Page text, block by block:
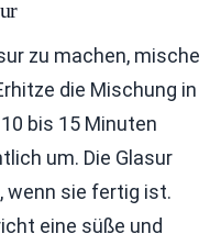
zu machen, mische
die Mischung in
bis 15 Minuten
um. Die Glasur
wenn sie fertig ist.
eine süße und